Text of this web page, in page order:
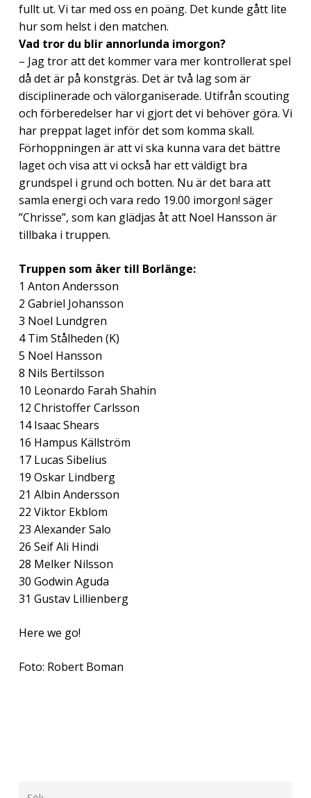
fullt ut. Vi tar med oss en poäng. Det kunde gått lite
hur som helst i den matchen.
Vad tror du blir annorlunda imorgon?
– Jag tror att det kommer vara mer kontrollerat spel
då det är på konstgräs. Det är två lag som är
disciplinerade och välorganiserade. Utifrån scouting
och förberedelser har vi gjort det vi behöver göra. Vi
har preppat laget inför det som komma skall.
Förhoppningen är att vi ska kunna vara det bättre
laget och visa att vi också har ett väldigt bra
grundspel i grund och botten. Nu är det bara att
samla energi och vara redo 19.00 imorgon! säger
”Chrisse”, som kan glädjas åt att Noel Hansson är
tillbaka i truppen.
Truppen som åker till Borlänge:
1 Anton Andersson
2 Gabriel Johansson
3 Noel Lundgren
4 Tim Stålheden (K)
5 Noel Hansson
8 Nils Bertilsson
10 Leonardo Farah Shahin
12 Christoffer Carlsson
14 Isaac Shears
16 Hampus Källström
17 Lucas Sibelius
19 Oskar Lindberg
21 Albin Andersson
22 Viktor Ekblom
23 Alexander Salo
26 Seif Ali Hindi
28 Melker Nilsson
30 Godwin Aguda
31 Gustav Lillienberg
Here we go!
Foto: Robert Boman